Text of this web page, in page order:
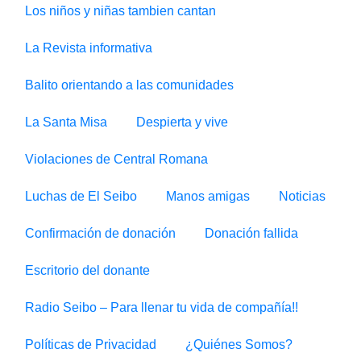
Los niños y niñas tambien cantan
La Revista informativa
Balito orientando a las comunidades
La Santa Misa Despierta y vive
Violaciones de Central Romana
Luchas de El Seibo Manos amigas Noticias
Confirmación de donación Donación fallida
Escritorio del donante
Radio Seibo – Para llenar tu vida de compañía!!
Políticas de Privacidad ¿Quiénes Somos?